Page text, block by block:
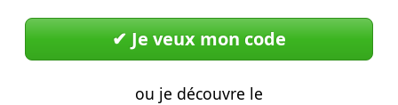
✔︎ Je veux mon code
ou je découvre le